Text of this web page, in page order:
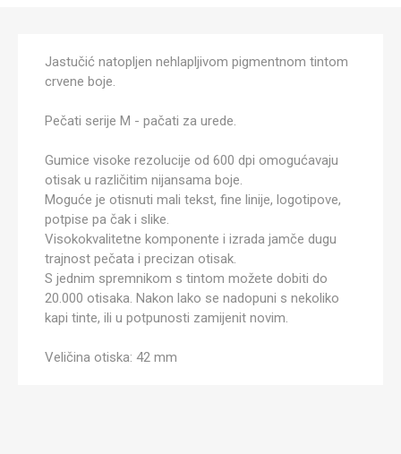
Jastučić natopljen nehlapljivom pigmentnom tintom
crvene boje.
Pečati serije M - pačati za urede.
Gumice visoke rezolucije od 600 dpi omogućavaju
otisak u različitim nijansama boje.
Moguće je otisnuti mali tekst, fine linije, logotipove,
potpise pa čak i slike.
Visokokvalitetne komponente i izrada jamče dugu
trajnost pečata i precizan otisak.
S jednim spremnikom s tintom možete dobiti do
20.000 otisaka. Nakon lako se nadopuni s nekoliko
kapi tinte, ili u potpunosti zamijenit novim.
Veličina otiska: 42 mm